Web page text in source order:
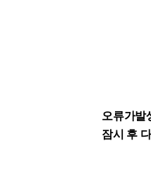
오류가발
잠시 후